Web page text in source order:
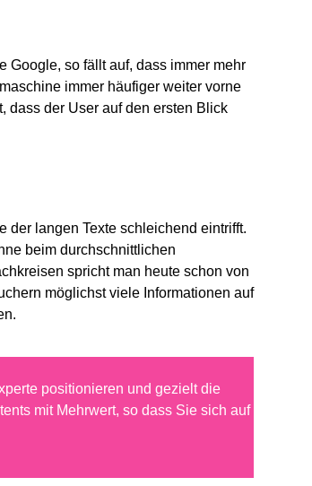
Google, so fällt auf, dass immer mehr
immer häufiger weiter vorne
dass der User auf den ersten Blick
der langen Texte schleichend eintrifft.
beim durchschnittlichen
spricht man heute schon von
möglichst viele Informationen auf
positionieren und gezielt die
mit Mehrwert, so dass Sie sich auf